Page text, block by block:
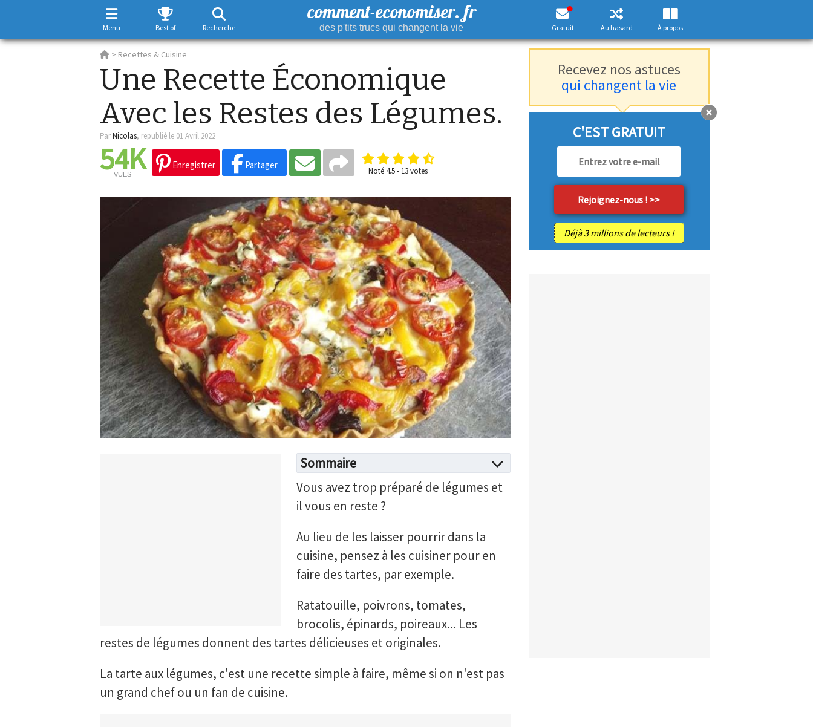
Menu Best of Recherche
comment-economiser. fr
des p'tits trucs qui changent la vie Gratuit Au hasard À propos
> Recettes & Cuisine
Une Recette Économique
Avec les Restes des Légumes.
ParNicolas, republié le 01 Avril 2022
54K
VUES
Enregistrer Partager
Noté4.5- 13votes
Sommaire
Vous avez trop préparé de légumes et
il vous en reste ?
Au lieu de les laisser pourrir dans la
cuisine, pensez à les cuisiner pour en
faire des tartes, par exemple.
Ratatouille, poivrons, tomates,
brocolis, épinards, poireaux... Les
restes de légumes donnent des tartes délicieuses et originales.
La tarte aux légumes, c'est une recette simple à faire, même si on n'est pas
un grand chef ou un fan de cuisine.
Recevez nos astuces
qui changent la vie
C'EST GRATUIT
Déjà 3 millions de lecteurs !